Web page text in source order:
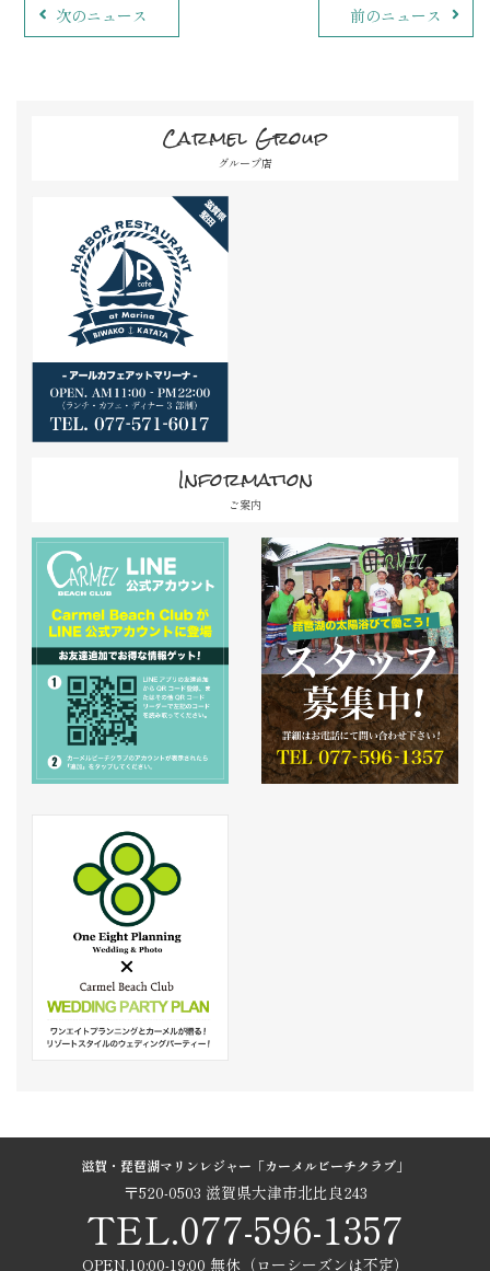
次のニュース 前のニュース
Carmel Group
グループ店
Information
ご案内
滋賀・琵琶湖マリンレジャー「カーメルビーチクラブ」
〒520-0503 滋賀県大津市北比良243
TEL.077-596-1357
OPEN.10:00-19:00 無休（ローシーズンは不定）